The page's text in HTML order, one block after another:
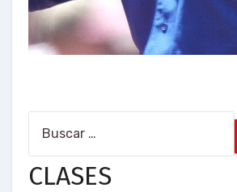
CLASES